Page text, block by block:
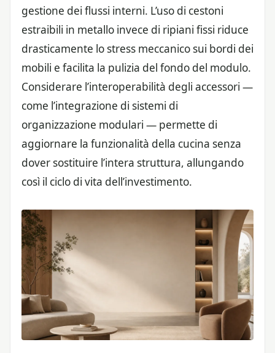
gestione dei flussi interni. L’uso di cestoni
estraibili in metallo invece di ripiani fissi riduce
drasticamente lo stress meccanico sui bordi dei
mobili e facilita la pulizia del fondo del modulo.
Considerare l’interoperabilità degli accessori —
come l’integrazione di sistemi di
organizzazione modulari — permette di
aggiornare la funzionalità della cucina senza
dover sostituire l’intera struttura, allungando
così il ciclo di vita dell’investimento.